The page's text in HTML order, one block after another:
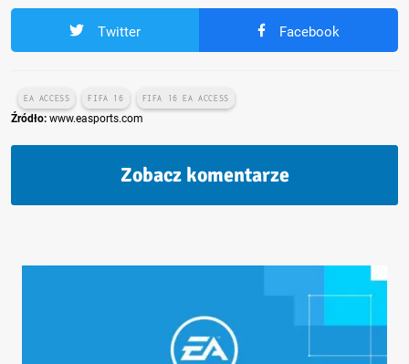
Twitter Facebook
EA ACCESS FIFA 16 FIFA 16 EA ACCESS
Źródło: www.easports.com
Zobacz komentarze